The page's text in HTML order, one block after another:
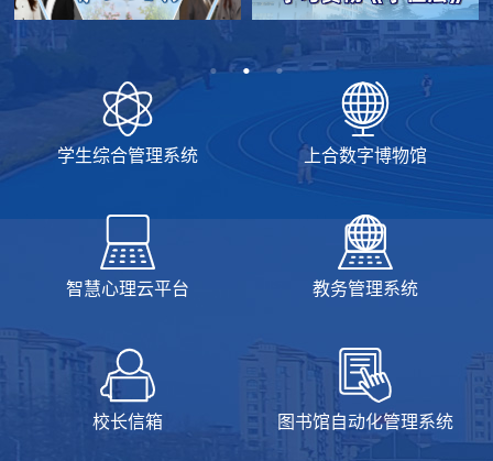
学生综合管理系统 上合数字博物馆
智慧心理云平台 教务管理系统
校长信箱 图书馆自动化管理系统